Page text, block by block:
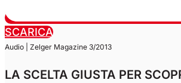
SCARICA
Audio | Zelger Magazine 3/2013
LA SCELTA GIUSTA PER